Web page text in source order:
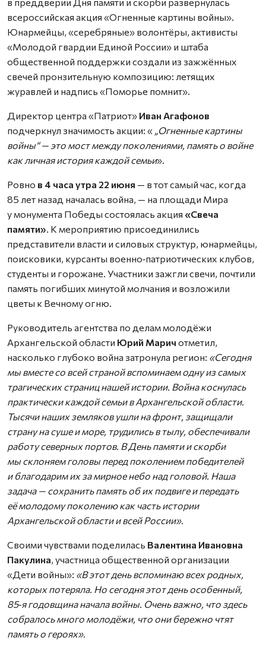
всероссийская акция «Огненные картины войны».
Юнармейцы, «серебряные» волонтёры, активисты
«Молодой гвардии Единой России» и штаба
общественной поддержки создали из зажжённых
свечей пронзительную композицию: летящих
журавлей и надпись «Поморье помнит».
Директор центра «Патриот» Иван Агафонов
подчеркнул значимость акции: « „Огненные картины
войны“ — это мост между поколениями, память о войне
как личная история каждой семьи».
Ровно в 4 часа утра 22 июня — в тот самый час, когда
85 лет назад началась война, — на площади Мира
у монумента Победы состоялась акция «Свеча
памяти» . К мероприятию присоединились
представители власти и силовых структур, юнармейцы,
поисковики, курсанты военно‑патриотических клубов,
студенты и горожане. Участники зажгли свечи, почтили
память погибших минутой молчания и возложили
цветы к Вечному огню.
Руководитель агентства по делам молодёжи
Архангельской области Юрий Марич отметил,
насколько глубоко война затронула регион: «Сегодня
мы вместе со всей страной вспоминаем одну из самых
трагических страниц нашей истории. Война коснулась
практически каждой семьи в Архангельской области.
Тысячи наших земляков ушли на фронт, защищали
страну на суше и море, трудились в тылу, обеспечивали
работу северных портов. В День памяти и скорби
мы склоняем головы перед поколением победителей
и благодарим их за мирное небо над головой. Наша
задача — сохранить память об их подвиге и передать
её молодому поколению как часть истории
Архангельской области и всей России».
Своими чувствами поделилась Валентина Ивановна
Пакулина, участница общественной организации
«Дети войны»: «В этот день вспоминаю всех родных,
которых потеряла. Но сегодня этот день особенный,
85‑я годовщина начала войны. Очень важно, что здесь
собралось много молодёжи, что они бережно чтят
память о героях».